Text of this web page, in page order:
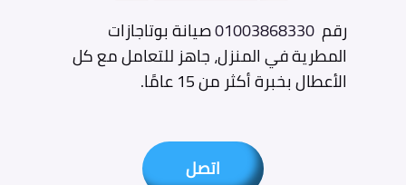
رقم 01003868330صيانة بوتاجازات
المطرية في المنزل، جاهز للتعامل مع كل
الأعطال بخبرة أكثر من 15 عامًا.
اتصل